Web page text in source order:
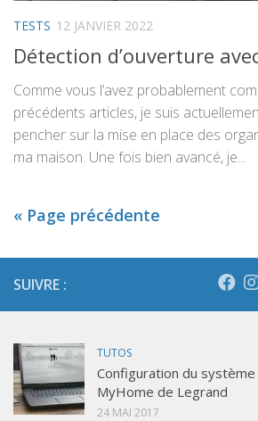
TESTS 12 JANVIER 2022
Détection d’ouverture
Comme vous l’avez probablement
précédents articles, je suis
pencher sur la mise en place des
ma maison. Une fois bien avancé, je...
« Page précédente
SUIVRE :
TUTOS
Configuration du
MyHome de Legrand
24 MAI 2017